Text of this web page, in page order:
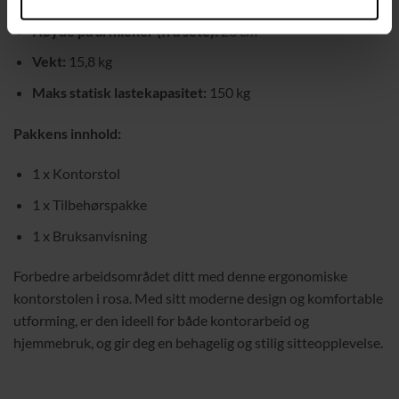
Høyde på armlener (fra sete):26 cm
Vekt: 15,8 kg
Maks statisk lastekapasitet: 150 kg
Pakkens innhold:
1 x Kontorstol
1 x Tilbehørspakke
1 x Bruksanvisning
Forbedre arbeidsområdet ditt med denne ergonomiske
kontorstolen i rosa. Med sitt moderne design og komfortable
utforming, er den ideell for både kontorarbeid og
hjemmebruk, og gir deg en behagelig og stilig sitteopplevelse.